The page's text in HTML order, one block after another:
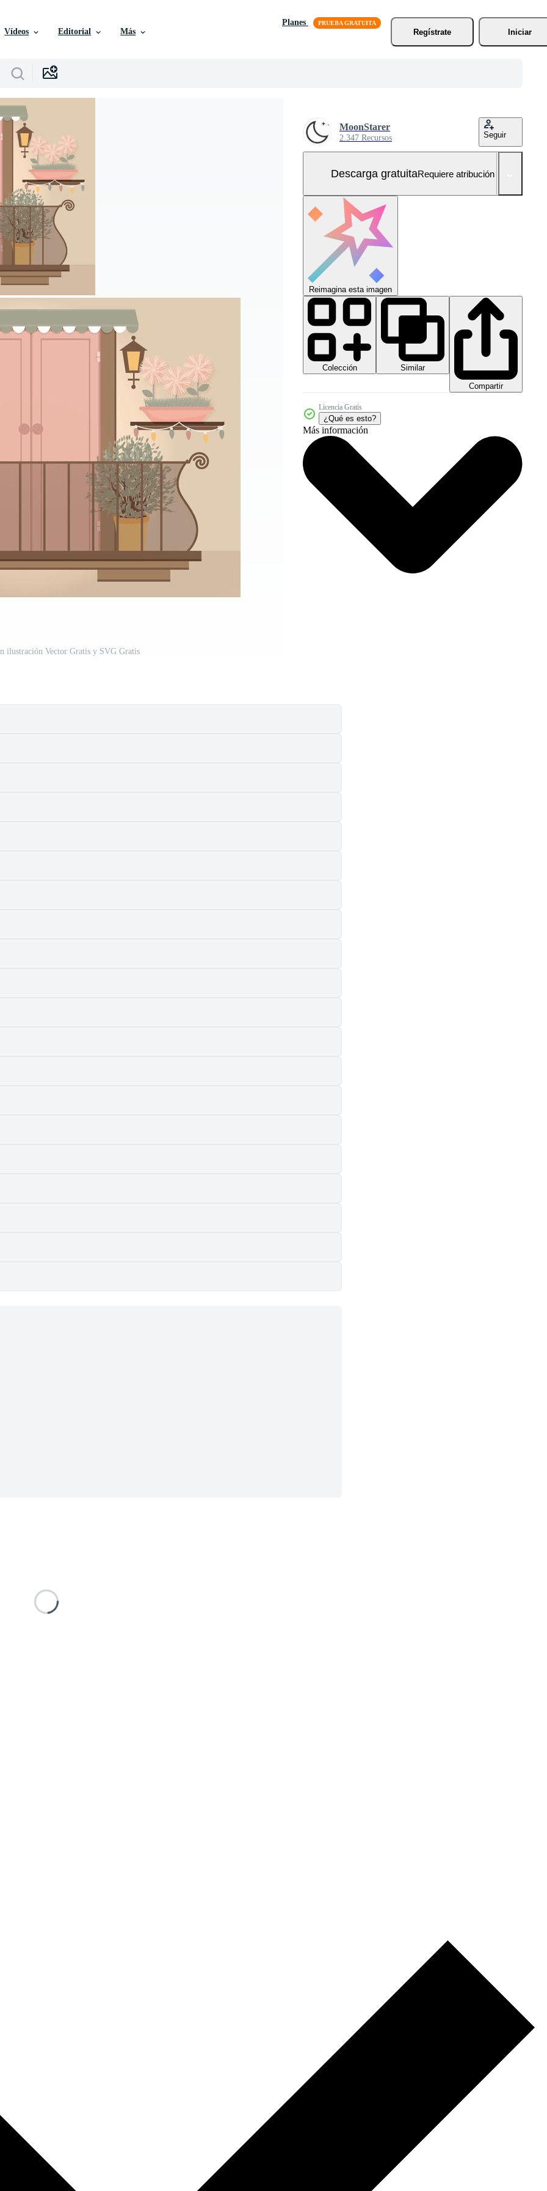
Vídeos Editorial Más
Planes
Regístrate
Iniciar
ilustración Vector Gratis y SVG Gratis
MoonStarer
2.347 Recursos Seguir
Descarga gratuitaRequiere atribución
Reimagina esta imagen
Colección
Similar
Compartir
Licencia Gratis
¿Qué es esto?
Más información